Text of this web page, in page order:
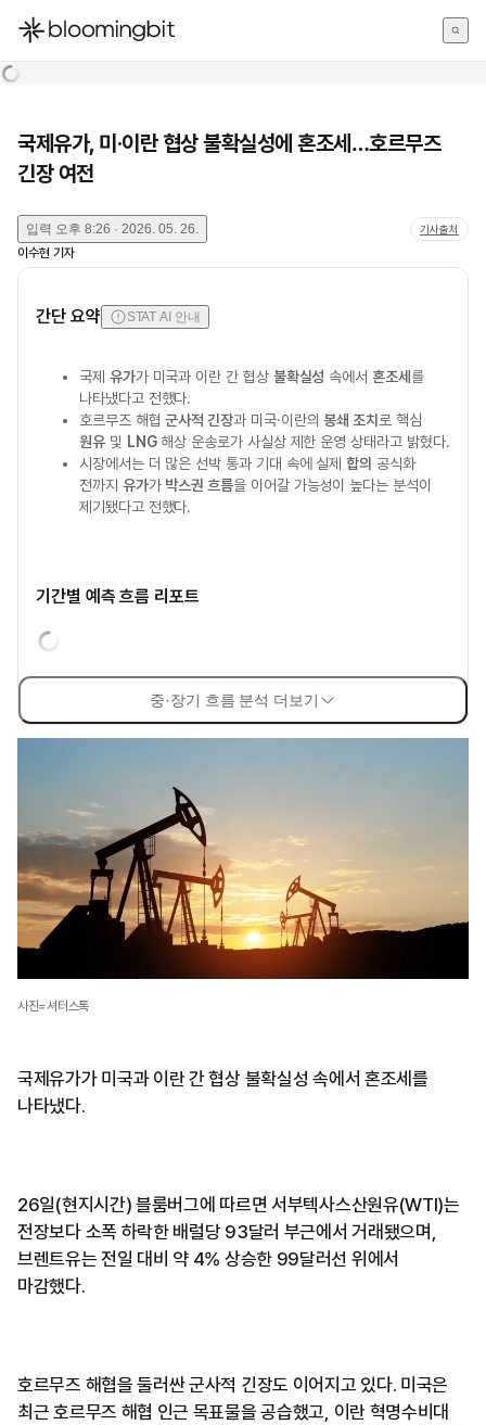
한국어
국제유가, 미·이란 협상 불확실성에 혼조세…호르무즈
긴장 여전
입력 오후 8:26 · 2026. 05. 26. 기사출처
이수현 기자
간단 요약 STAT AI 안내
국제 유가가 미국과 이란 간 협상 불확실성 속에서혼조세 를
나타냈다고 전했다.
호르무즈 해협군사적 긴장과 미국·이란의봉쇄 조치 로 핵심
원유및 LNG해상 운송로가 사실상 제한 운영 상태라고 밝혔다.
시장에서는 더 많은 선박 통과 기대 속에 실제합의 공식화
전까지 유가가 박스권 흐름을 이어갈 가능성이 높다는 분석이
제기됐다고 전했다.
기간별 예측 흐름 리포트
중·장기 흐름 분석 더보기
사진=셔터스톡
국제유가가 미국과 이란 간 협상 불확실성 속에서 혼조세를
나타냈다.
26일(현지시간) 블룸버그에 따르면 서부텍사스산원유(WTI)는
전장보다 소폭 하락한 배럴당 93달러 부근에서 거래됐으며,
브렌트유는 전일 대비 약 4% 상승한 99달러선 위에서
마감했다.
호르무즈 해협을 둘러싼 군사적 긴장도 이어지고 있다. 미국은
최근 호르무즈 해협 인근 목표물을 공습했고, 이란 혁명수비대